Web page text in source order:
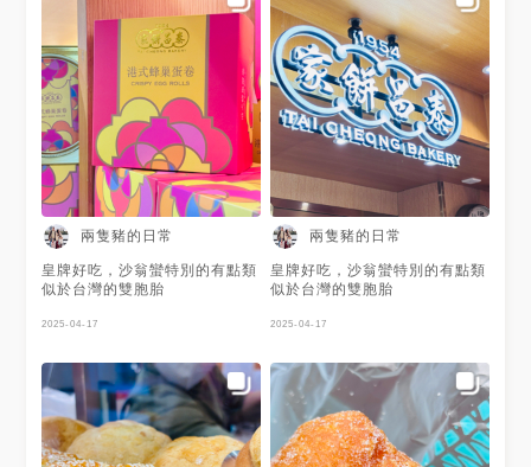
兩隻豬的日常
皇牌好吃，沙翁蠻特別的有點類
似於台灣的雙胞胎
2025-04-17
兩隻豬的日常
皇牌好吃，沙翁蠻特別的有點類
似於台灣的雙胞胎
2025-04-17